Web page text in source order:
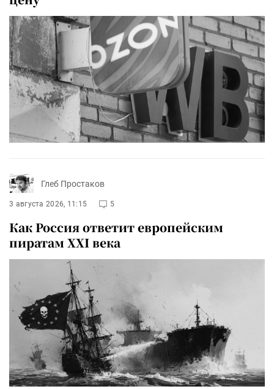
Глеб Простаков
3 августа 2026, 11:15 5
Как Россия ответит европейским
пиратам XXI века